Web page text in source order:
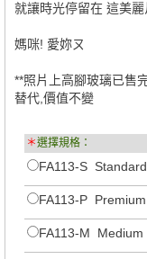
就讓時光停留在 這美麗
媽咪! 愛妳ㄡ
**照片上高腳玻璃已售
替代,價值不變
＊選擇規格：
FA113-S Standard
FA113-P Premium
FA113-M Medium